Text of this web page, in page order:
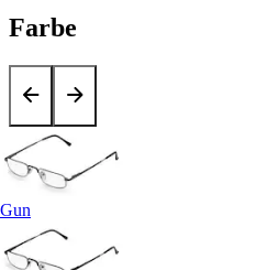
Farbe
Gun